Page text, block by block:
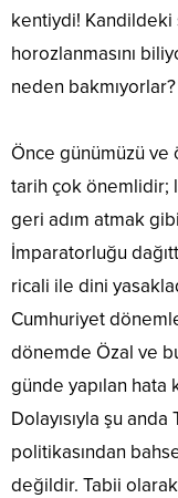
kentiydi!
horozlanmasını
neden
Önce günümüzü ve
tarih çok önemlidir;
geri adım atmak
İmparatorluğu
ricali ile dini
Cumhuriyet
dönemde Özal ve
günde yapılan hata
Dolayısıyla şu
politikasından
değildir. Tabii olarak